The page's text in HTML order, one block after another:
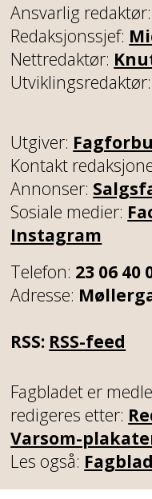
Ansvarlig redaktør:
Redaksjonssjef:
Nettredaktør:
Utgiver:
Kontakt
Annonser:
Sosiale medier:
Instagram
Telefon: 23 06 40
Adresse:
RSS: RSS-feed
Fagbladet er
redigeres etter:
Varsom-
Les også: